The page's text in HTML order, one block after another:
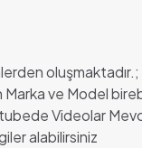
ve Model
Videolar
alabilirsiniz